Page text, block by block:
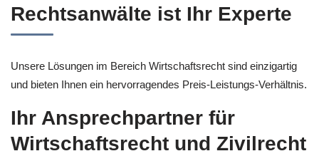
Rechtsanwälte ist Ihr Experte
Unsere Lösungen im Bereich Wirtschaftsrecht sind einzigartig
und bieten Ihnen ein hervorragendes Preis-Leistungs-Verhältnis.
Ihr Ansprechpartner für
Wirtschaftsrecht und Zivilrecht